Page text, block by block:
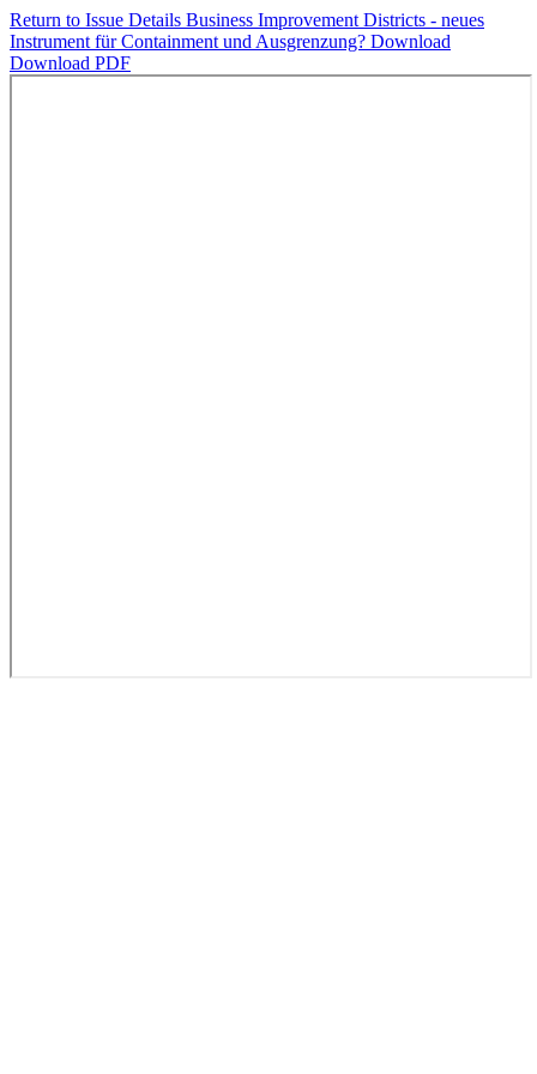
Return to Issue Details Business Improvement Districts - neues
Instrument für Containment und Ausgrenzung? Download
Download PDF